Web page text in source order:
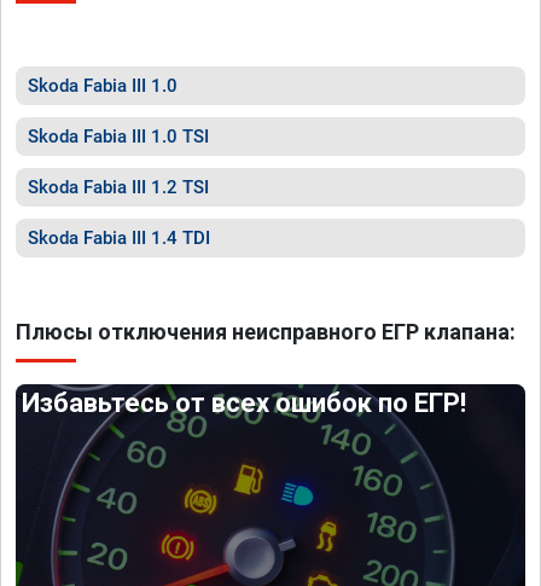
Skoda Fabia III 1.0
Skoda Fabia III 1.0 TSI
Skoda Fabia III 1.2 TSI
Skoda Fabia III 1.4 TDI
Плюсы отключения неисправного ЕГР клапана:
Избавьтесь от всех ошибок по ЕГР!